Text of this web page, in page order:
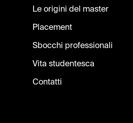
Le origini del master
Placement
Sbocchi professionali
Vita studentesca
Contatti